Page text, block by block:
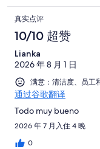
真实点评
10/10 超赞
Lianka
2026 年 8 月 1 日
满意：清洁度、员工
通过谷歌翻译
Todo muy bueno
2026 年 7 月入住 4 晚
0